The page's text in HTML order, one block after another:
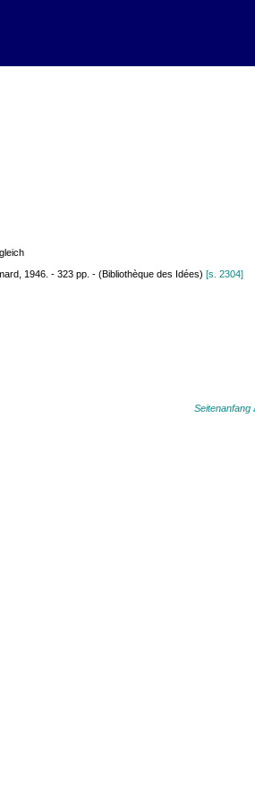
1946. - 323 pp. - (Bibliothèque des Idées)[s. 2304]
Seitenanfang